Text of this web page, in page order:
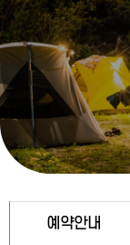
예약안내